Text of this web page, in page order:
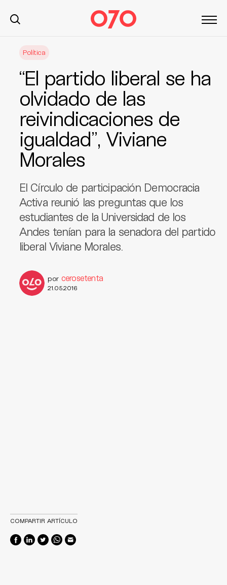
Política
“El partido liberal se ha
olvidado de las
reivindicaciones de
igualdad”, Viviane
Morales
El Círculo de participación Democracia
Activa reunió las preguntas que los
estudiantes de la Universidad de los
Andes tenían para la senadora del partido
liberal Viviane Morales.
por cerosetenta
21.05.2016
COMPARTIR ARTÍCULO